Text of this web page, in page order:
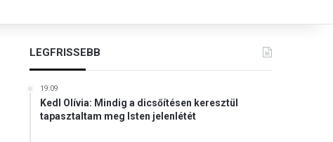
LEGFRISSEBB
19:09
Kedl Olívia: Mindig a dicsőítésen keresztül
tapasztaltam meg Isten jelenlétét